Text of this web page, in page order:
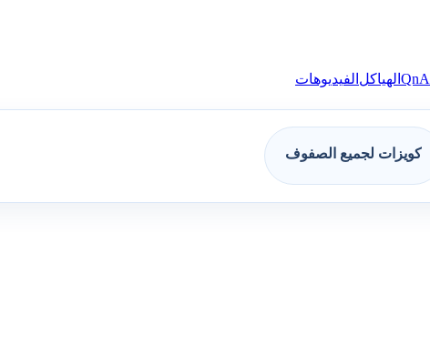
QnA الهياكل الفيديوهات
كويزات لجميع الصفوف